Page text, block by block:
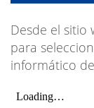
Desde el sitio
para
informático